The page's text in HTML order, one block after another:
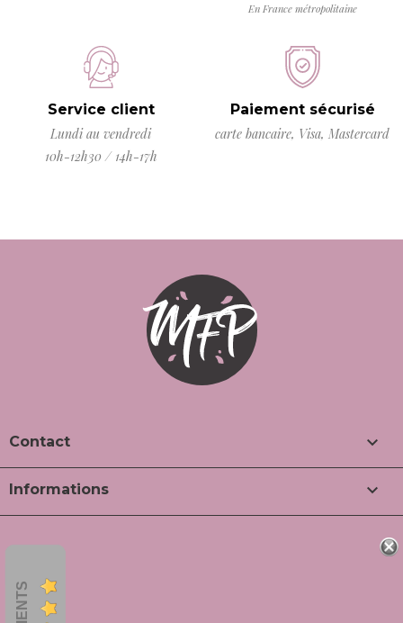
En France métropolitaine
Service client
Lundi au vendredi
10h-12h30 / 14h-17h
Paiement sécurisé
carte bancaire, Visa, Mastercard
Contact 
Informations 